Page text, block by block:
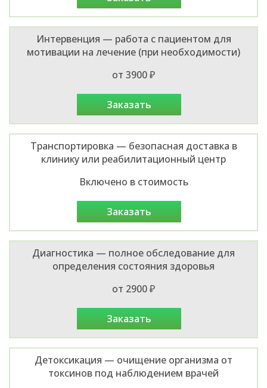
Интервенция — работа с пациентом для
мотивации на лечение (при необходимости)
от 3900 ₽
заказать
Транспортировка — безопасная доставка в
клинику или реабилитационный центр
Включено в стоимость
заказать
Диагностика — полное обследование для
определения состояния здоровья
от 2900 ₽
заказать
Детоксикация — очищение организма от
токсинов под наблюдением врачей